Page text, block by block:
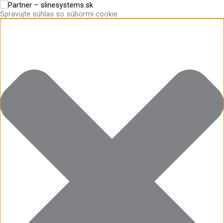
Spravujte súhlas so súbormi cookie
Funkčné
Predvoľby
Štatistiky
Marketing
Preskočiť
na
obsah